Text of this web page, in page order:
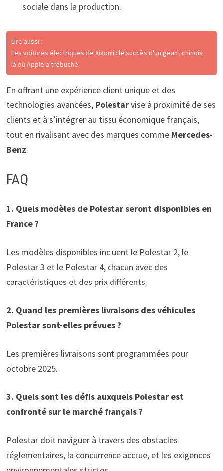
sociale dans la production.
Lire aussi :
Les voitures électriques de Xiaomi : le succès d'un géant chinois
là où Apple a trébuché
En offrant une expérience client unique et des
technologies avancées, Polestarvise à proximité de ses
clients et à s’intégrer au tissu économique français,
tout en rivalisant avec des marques comme Mercedes-
Benz.
FAQ
1. Quels modèles de Polestar seront disponibles en
France ?
Les modèles disponibles incluent le Polestar 2, le
Polestar 3 et le Polestar 4, chacun avec des
caractéristiques et des prix différents.
2. Quand les premières livraisons des véhicules
Polestar sont-elles prévues ?
Les premières livraisons sont programmées pour
octobre 2025.
3. Quels sont les défis auxquels Polestar est
confronté sur le marché français ?
Polestar doit naviguer à travers des obstacles
réglementaires, la concurrence accrue, et les exigences